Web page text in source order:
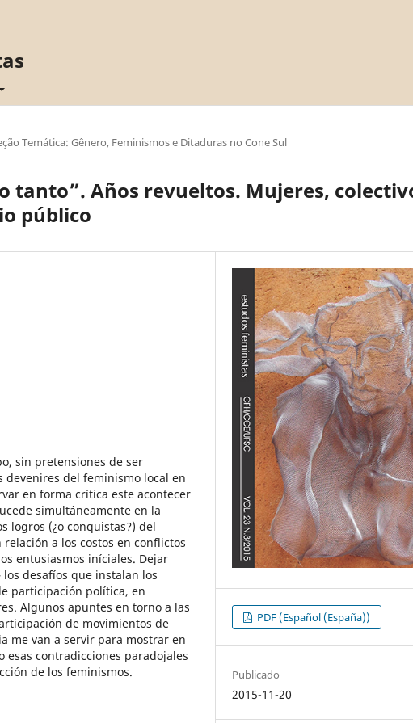
Temática: Gênero, Feminismos e Ditaduras no Cone Sul
tanto”. Años revueltos. Mujeres,
público
sin pretensiones de ser
del feminismo local en
en forma crítica este acontecer
simultáneamente en la
logros (¿o conquistas?) del
a los costos en conflictos
entusiasmos iníciales. Dejar
desafíos que instalan los
participación política, en
Algunos apuntes en torno a las
de movimientos de
me van a servir para mostrar en
esas contradicciones paradojales
de los feminismos.
PDF (Español (España))
Publicado
2015-11-20